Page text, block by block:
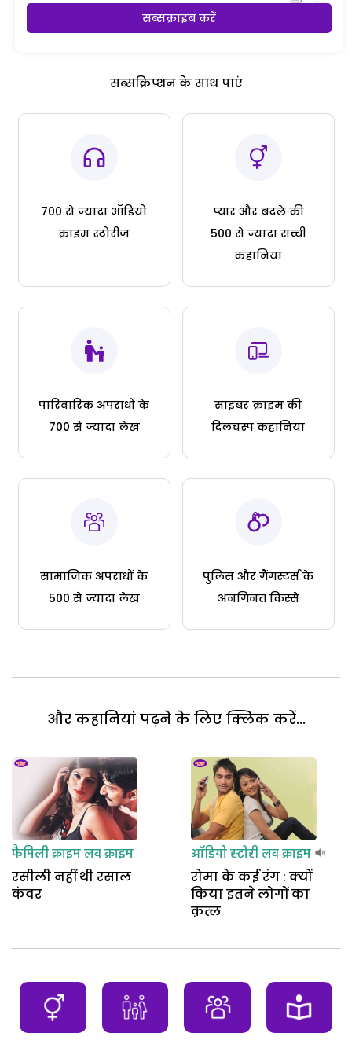
सब्सक्राइब करें
सब्सक्रिप्शन के साथ पाएं
700 से ज्यादा ऑडियो
क्राइम स्टोरीज
प्यार और बदले की
500 से ज्यादा सच्ची
कहानियां
पारिवारिक अपराधों के
700 से ज्यादा लेख
साइबर क्राइम की
दिलचस्प कहानियां
सामाजिक अपराधों के
500 से ज्यादा लेख
पुलिस और गैंगस्टर्स के
अनगिनत किस्से
और कहानियां पढ़ने के लिए क्लिक करें...
फैमिली क्राइमलव क्राइम
रसीली नहीं थी रसाल
कंवर
ऑडियो स्टोरीलव क्राइम
रोमा के कई रंग : क्यों
किया इतने लोगों का
क़त्ल